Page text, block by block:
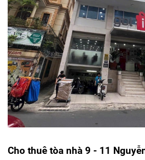
Cho thuê tòa nhà 9 - 11